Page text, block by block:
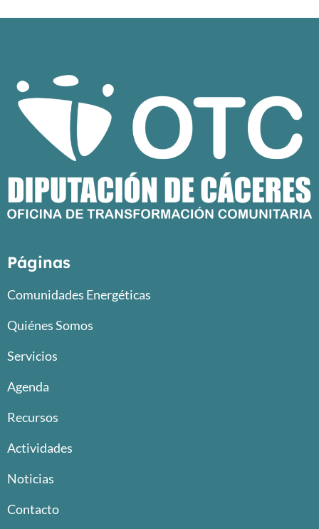
Páginas
Comunidades Energéticas
Quiénes Somos
Servicios
Agenda
Recursos
Actividades
Noticias
Contacto